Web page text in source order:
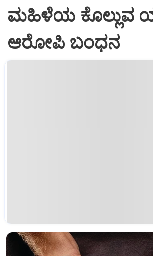
ಮಹಿಳೆಯ ಕೊಲ್ಲುವ
ಆರೋಪಿ ಬಂಧನ